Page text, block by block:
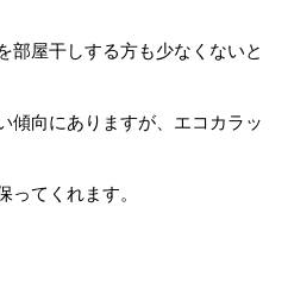
部屋干しする方も少なくないと
傾向にありますが、エコカラッ
ってくれます。